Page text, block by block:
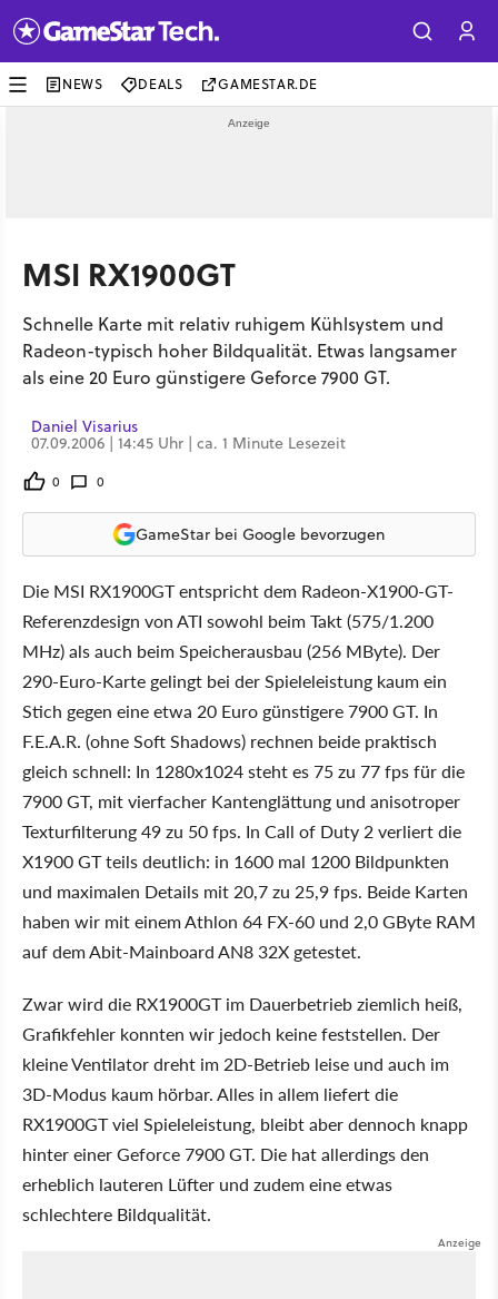
NEWS DEALS GAMESTAR.DE
MSI RX1900GT
Schnelle Karte mit relativ ruhigem Kühlsystem und
Radeon-typisch hoher Bildqualität. Etwas langsamer
als eine 20 Euro günstigere Geforce 7900 GT.
Daniel Visarius
07.09.2006 | 14:45 Uhr | ca. 1 Minute Lesezeit
0 0
GameStar bei Google bevorzugen
Die MSI RX1900GT entspricht dem Radeon-X1900-GT-
Referenzdesign von ATI sowohl beim Takt (575/1.200
MHz) als auch beim Speicherausbau (256 MByte). Der
290-Euro-Karte gelingt bei der Spieleleistung kaum ein
Stich gegen eine etwa 20 Euro günstigere 7900 GT. In
F.E.A.R. (ohne Soft Shadows) rechnen beide praktisch
gleich schnell: In 1280x1024 steht es 75 zu 77 fps für die
7900 GT, mit vierfacher Kantenglättung und anisotroper
Texturfilterung 49 zu 50 fps. In Call of Duty 2 verliert die
X1900 GT teils deutlich: in 1600 mal 1200 Bildpunkten
und maximalen Details mit 20,7 zu 25,9 fps. Beide Karten
haben wir mit einem Athlon 64 FX-60 und 2,0 GByte RAM
auf dem Abit-Mainboard AN8 32X getestet.
Zwar wird die RX1900GT im Dauerbetrieb ziemlich heiß,
Grafikfehler konnten wir jedoch keine feststellen. Der
kleine Ventilator dreht im 2D-Betrieb leise und auch im
3D-Modus kaum hörbar. Alles in allem liefert die
RX1900GT viel Spieleleistung, bleibt aber dennoch knapp
hinter einer Geforce 7900 GT. Die hat allerdings den
erheblich lauteren Lüfter und zudem eine etwas
schlechtere Bildqualität.